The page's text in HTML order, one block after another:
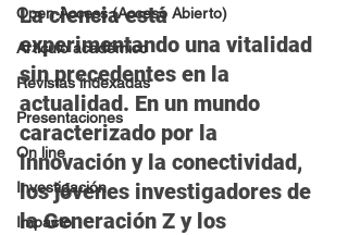
Open Access (Acceso Abierto)
Artículo académico
Revistas indexadas
Presentaciones
On line
Investigación
Impacto
La ciencia está
experimentando una vitalidad
sin precedentes en la
actualidad. En un mundo
caracterizado por la
innovación y la conectividad,
los jóvenes investigadores de
la Generación Z y los